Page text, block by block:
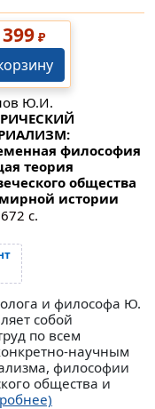
₽
Ю.И.
философия
теория
общества
истории
с.
и философа Ю.
собой
по всем
научным
философии
общества и